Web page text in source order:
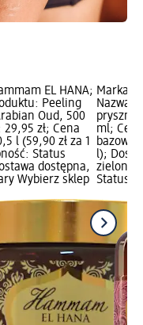
EL HANA;
Peeling
Oud, 500
zł; Cena
l (59,90 zł za 1
Status
dostępna,
Wybierz sklep
Marka:
Nazwa
prysznic
ml;
bazowa:
l);
zielony
Status